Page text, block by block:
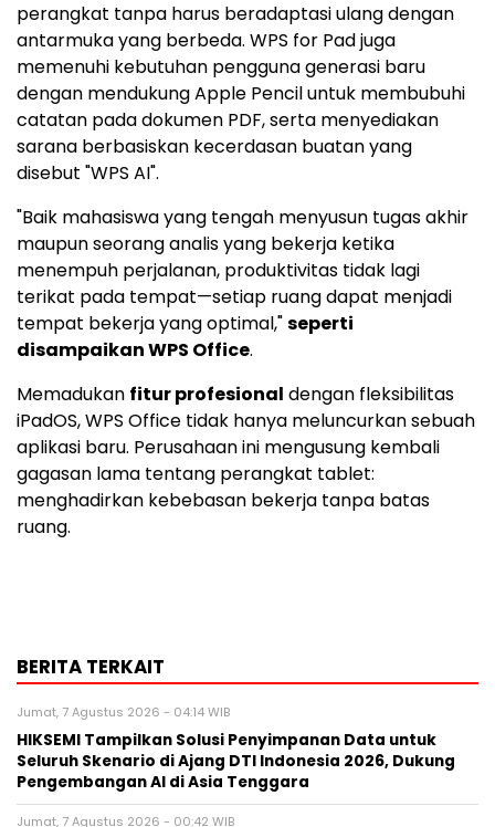
perangkat tanpa harus beradaptasi ulang dengan
antarmuka yang berbeda. WPS for Pad juga
memenuhi kebutuhan pengguna generasi baru
dengan mendukung Apple Pencil untuk membubuhi
catatan pada dokumen PDF, serta menyediakan
sarana berbasiskan kecerdasan buatan yang
disebut "WPS AI".
"Baik mahasiswa yang tengah menyusun tugas akhir
maupun seorang analis yang bekerja ketika
menempuh perjalanan, produktivitas tidak lagi
terikat pada tempat—setiap ruang dapat menjadi
tempat bekerja yang optimal,"seperti
disampaikan WPS Office.
Memadukan fitur profesional dengan fleksibilitas
iPadOS, WPS Office tidak hanya meluncurkan sebuah
aplikasi baru. Perusahaan ini mengusung kembali
gagasan lama tentang perangkat tablet:
menghadirkan kebebasan bekerja tanpa batas
ruang.
BERITA TERKAIT
Jumat, 7 Agustus 2026 - 04:14 WIB
HIKSEMI Tampilkan Solusi Penyimpanan Data untuk
Seluruh Skenario di Ajang DTI Indonesia 2026, Dukung
Pengembangan AI di Asia Tenggara
Jumat, 7 Agustus 2026 - 00:42 WIB